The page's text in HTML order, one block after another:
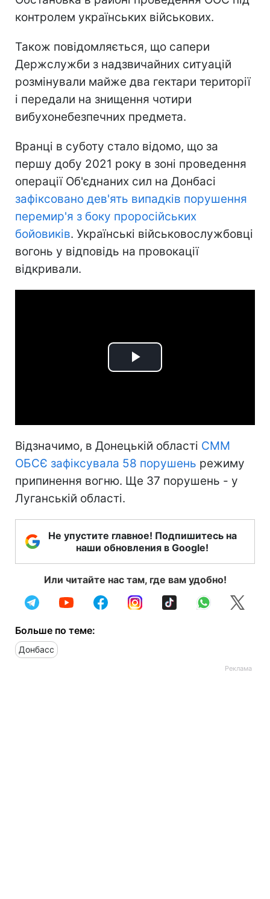
контролем українських військових.
Також повідомляється, що сапери
Держслужби з надзвичайних ситуацій
розмінували майже два гектари території
і передали на знищення чотири
вибухонебезпечних предмета.
Вранці в суботу стало відомо, що за
першу добу 2021 року в зоні проведення
операції Об'єднаних сил на Донбасі
зафіксовано дев'ять випадків порушення
перемир'я з боку проросійських
бойовиків. Українські військовослужбовці
вогонь у відповідь на провокації
відкривали.
Play
Відзначимо, в Донецькій області СММ
ОБСЄ зафіксувала 58 порушень режиму
припинення вогню. Ще 37 порушень - у
Луганській області.
Не упустите главное! Подпишитесь на
наши обновления в Google!
Или читайте нас там, где вам удобно!
Больше по теме:
Донбасс